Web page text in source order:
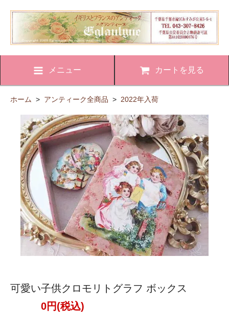
メニュー カートを見る
ホーム > アンティーク全商品 > 2022年入荷
可愛い子供クロモリトグラフ ボックス
0円(税込)